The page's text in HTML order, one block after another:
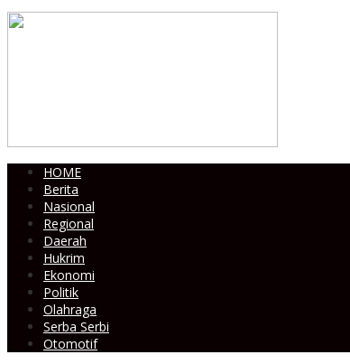
HOME
Berita
Nasional
Regional
Daerah
Hukrim
Ekonomi
Politik
Olahraga
Serba Serbi
Otomotif